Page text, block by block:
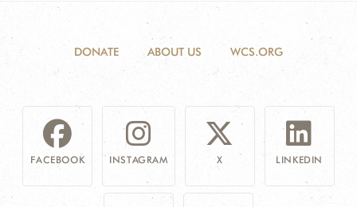
DONATE ABOUT US WCS.ORG
FACEBOOK INSTAGRAM X LINKEDIN